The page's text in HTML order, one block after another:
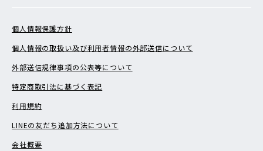
個人情報保護方針
個人情報の取扱い及び利用者情報の外部送信について
外部送信規律事項の公表等について
特定商取引法に基づく表記
利用規約
LINEの友だち追加方法について
会社概要